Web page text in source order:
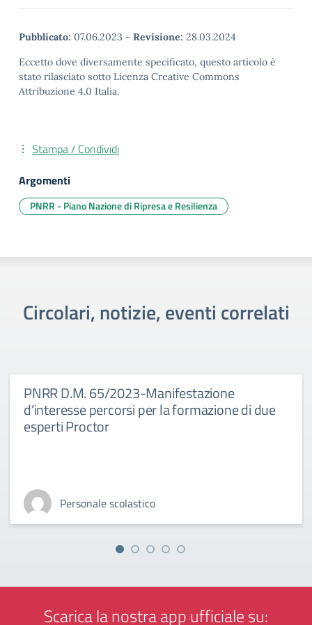
Pubblicato: 07.06.2023 - Revisione: 28.03.2024
Eccetto dove diversamente specificato, questo articolo è
stato rilasciato sotto Licenza Creative Commons
Attribuzione 4.0 Italia.
Stampa / Condividi
Argomenti
PNRR - Piano Nazione di Ripresa e Resilienza
Circolari, notizie, eventi correlati
PNRR D.M. 65/2023-Manifestazione
d’interesse percorsi per la formazione di due
esperti Proctor
Personale scolastico
Scarica la nostra app ufficiale su: